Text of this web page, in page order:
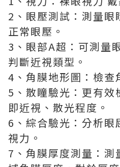
2、眼壓測試：測量眼
正常眼壓。
3、眼部A超：可測量
判斷近視類型。
4、角膜地形圖：檢查
5、散瞳驗光：更有效
即近視、散光程度。
6、綜合驗光：分析眼
視力。
7、角膜厚度測量：測